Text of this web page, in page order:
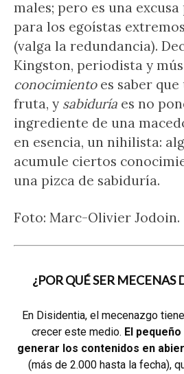
males; pero es una
para los egoístas
(valga la redundancia).
Kingston, periodista y
conocimientoes saber
fruta, y sabiduría es no
ingrediente de una
en esencia, un nihilista:
acumule ciertos
una pizca de sabiduría.
Foto: Marc-Olivier Jodoin.
¿POR QUÉ SER
En Disidentia, el mecenazgo
crecer este medio. El
generar los contenidos en
(más de 2.000 hasta la fecha),